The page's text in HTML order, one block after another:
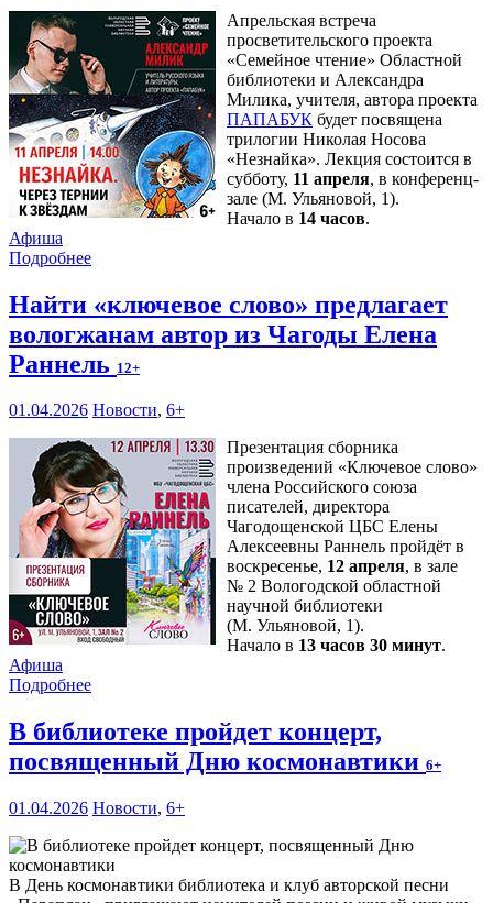
Апрельская встреча
просветительского проекта
«Семейное чтение» Областной
библиотеки и Александра
Милика, учителя, автора проекта
ПАПАБУК будет посвящена
трилогии Николая Носова
«Незнайка». Лекция состоится в
субботу, 11 апреля, в конференц-
зале (М. Ульяновой, 1).
Начало в 14 часов.
Афиша
Подробнее
Найти «ключевое слово» предлагает
вологжанам автор из Чагоды Елена
Раннель 12+
01.04.2026 Новости, 6+
Презентация сборника
произведений «Ключевое слово»
члена Российского союза
писателей, директора
Чагодощенской ЦБС Елены
Алексеевны Раннель пройдёт в
воскресенье, 12 апреля, в зале
№ 2 Вологодской областной
научной библиотеки
(М. Ульяновой, 1).
Начало в 13 часов 30 минут.
Афиша
Подробнее
В библиотеке пройдет концерт,
посвященный Дню космонавтики 6+
01.04.2026 Новости, 6+
В День космонавтики библиотека и клуб авторской песни